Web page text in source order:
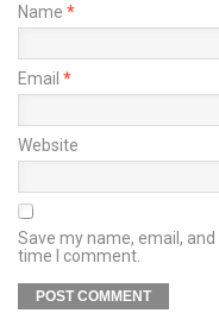
Name *
Email *
Website
Save my name, email,
time I comment.